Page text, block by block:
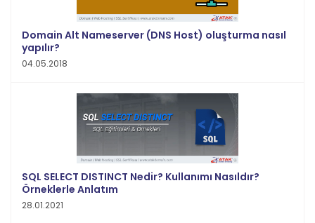
Domain Alt Nameserver (DNS Host) oluşturma nasıl
yapılır?
04.05.2018
SQL SELECT DISTINCT Nedir? Kullanımı Nasıldır?
Örneklerle Anlatım
28.01.2021